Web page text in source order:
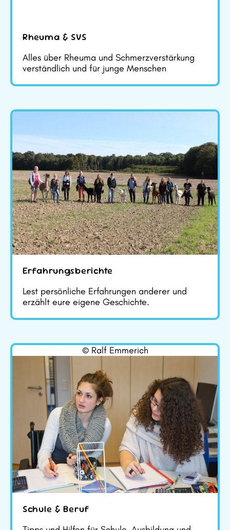
Rheuma & SVS
Alles über Rheuma und Schmerzverstärkung
verständlich und für junge Menschen
Erfahrungsberichte
Lest persönliche Erfahrungen anderer und
erzählt eure eigene Geschichte.
Schule & Beruf
© Ralf Emmerich